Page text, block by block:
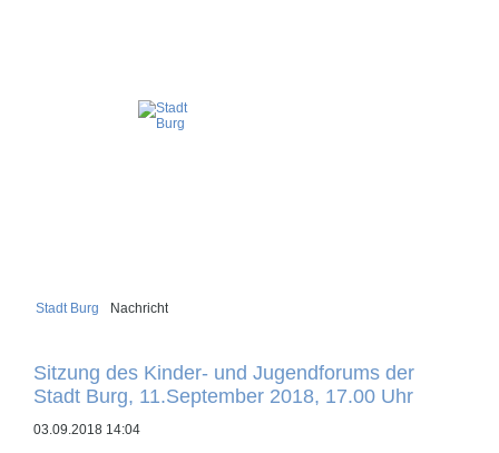
Stadt Burg Nachricht
Sitzung des Kinder- und Jugendforums der
Stadt Burg, 11.September 2018, 17.00 Uhr
03.09.2018 14:04